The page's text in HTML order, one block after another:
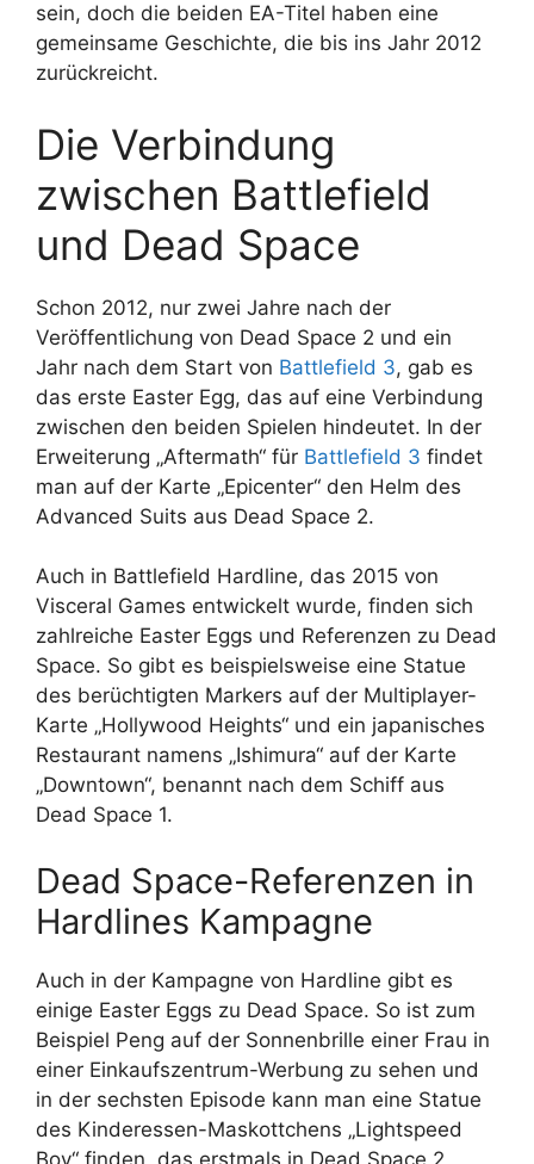
sein, doch die beiden EA-Titel haben eine
gemeinsame Geschichte, die bis ins Jahr 2012
zurückreicht.
Die Verbindung
zwischen Battlefield
und Dead Space
Schon 2012, nur zwei Jahre nach der
Veröffentlichung von Dead Space 2 und ein
Jahr nach dem Start von Battlefield 3, gab es
das erste Easter Egg, das auf eine Verbindung
zwischen den beiden Spielen hindeutet. In der
Erweiterung „Aftermath“ für Battlefield 3 findet
man auf der Karte „Epicenter“ den Helm des
Advanced Suits aus Dead Space 2.
Auch in Battlefield Hardline, das 2015 von
Visceral Games entwickelt wurde, finden sich
zahlreiche Easter Eggs und Referenzen zu Dead
Space. So gibt es beispielsweise eine Statue
des berüchtigten Markers auf der Multiplayer-
Karte „Hollywood Heights“ und ein japanisches
Restaurant namens „Ishimura“ auf der Karte
„Downtown“, benannt nach dem Schiff aus
Dead Space 1.
Dead Space-Referenzen in
Hardlines Kampagne
Auch in der Kampagne von Hardline gibt es
einige Easter Eggs zu Dead Space. So ist zum
Beispiel Peng auf der Sonnenbrille einer Frau in
einer Einkaufszentrum-Werbung zu sehen und
in der sechsten Episode kann man eine Statue
des Kinderessen-Maskottchens „Lightspeed
Boy“ finden, das erstmals in Dead Space 2